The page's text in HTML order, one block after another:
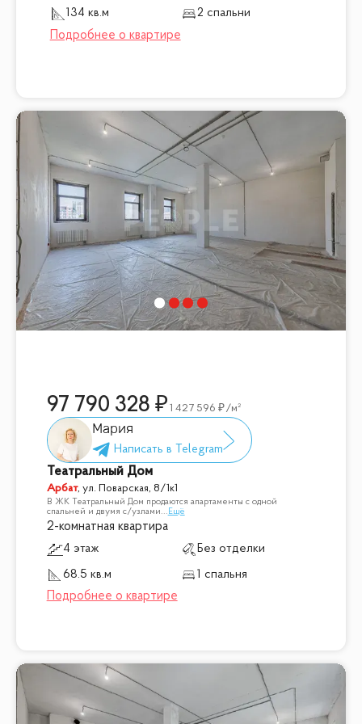
134 кв.м 2 спальни
97 790 328 1 427 596 /м²
Мария
Театральный Дом
Арбат, ул. Поварская, 8/1к1
В ЖК Театральный Дом продаются апартаменты с одной
спальней и двумя с/узлами... Ещё
2-комнатная квартира
4 этаж
Без отделки
68.5 кв.м
1 спальня